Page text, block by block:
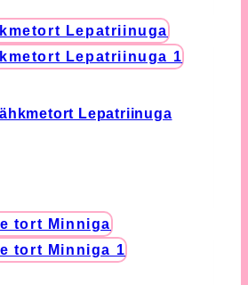
has
multiple
variants.
options
the
product
page
Lepatriinuga
has
multiple
variants.